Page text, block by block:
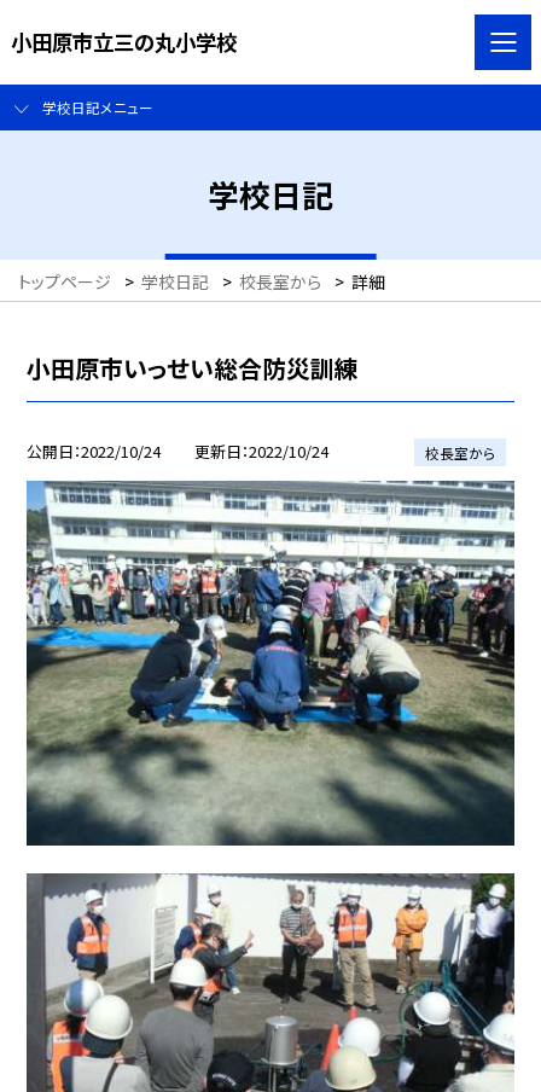
小田原市立三の丸小学校
学校日記メニュー
学校日記
トップページ > 学校日記 > 校長室から > 詳細
小田原市いっせい総合防災訓練
公開日 2022/10/24 更新日 2022/10/24 校長室から